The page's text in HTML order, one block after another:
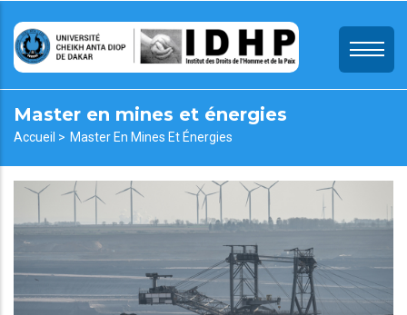
au
contenu
Master en mines et énergies
Fil
d'Ariane
Accueil > Master En Mines Et Énergies